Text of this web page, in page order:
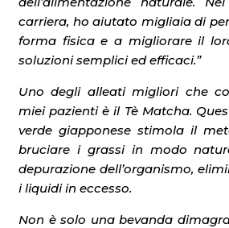
carriera, ho aiutato migliaia di
forma fisica e a migliorare il
soluzioni semplici ed efficaci.”
Uno degli alleati migliori che
miei pazienti è il Tè Matcha.
verde giapponese stimola il
bruciare i grassi in modo
depurazione dell’organismo,
i liquidi in eccesso.
Non è solo una bevanda